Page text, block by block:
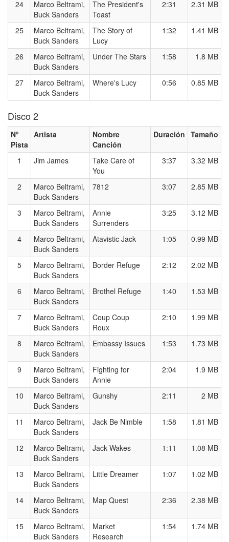
24
Marco Beltrami,
Buck Sanders
The President's
Toast
2:31 2.31 MB
25
Marco Beltrami,
Buck Sanders
The Story of
Lucy
1:32 1.41 MB
26
Marco Beltrami,
Buck Sanders
Under The Stars 1:58 1.8 MB
27
Marco Beltrami,
Buck Sanders
Where's Lucy 0:56 0.85 MB
Disco 2
Nº
Pista
Artista
Nombre
Canción
Duración Tamaño
1 Jim James
Take Care of
You
3:37 3.32 MB
2
Marco Beltrami,
Buck Sanders
7812 3:07 2.85 MB
3
Marco Beltrami,
Buck Sanders
Annie
Surrenders
3:25 3.12 MB
4
Marco Beltrami,
Buck Sanders
Atavistic Jack 1:05 0.99 MB
5
Marco Beltrami,
Buck Sanders
Border Refuge 2:12 2.02 MB
6
Marco Beltrami,
Buck Sanders
Brothel Refuge 1:40 1.53 MB
7
Marco Beltrami,
Buck Sanders
Coup Coup
Roux
2:10 1.99 MB
8
Marco Beltrami,
Buck Sanders
Embassy Issues 1:53 1.73 MB
9
Marco Beltrami,
Buck Sanders
Fighting for
Annie
2:04 1.9 MB
10
Marco Beltrami,
Buck Sanders
Gunshy 2:11 2 MB
11
Marco Beltrami,
Buck Sanders
Jack Be Nimble 1:58 1.81 MB
12
Marco Beltrami,
Buck Sanders
Jack Wakes 1:11 1.08 MB
13
Marco Beltrami,
Buck Sanders
Little Dreamer 1:07 1.02 MB
14
Marco Beltrami,
Buck Sanders
Map Quest 2:36 2.38 MB
15
Marco Beltrami,
Buck Sanders
Market
Research
1:54 1.74 MB